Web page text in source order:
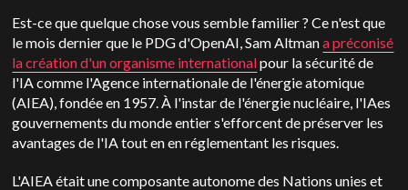
Est-ce que quelque chose vous semble familier ? Ce n'est que
le mois dernier que le PDG d'OpenAI, Sam Altmana préconisé
la création d'un organisme internationalpour la sécurité de
l'IA comme l'Agence internationale de l'énergie atomique
(AIEA), fondée en 1957. À l'instar de l'énergie nucléaire, l'IAes
gouvernements du monde entier s'efforcent de préserver les
avantages de l'IA tout en en réglementant les risques.
L'AIEA était une composante autonome des Nations unies et